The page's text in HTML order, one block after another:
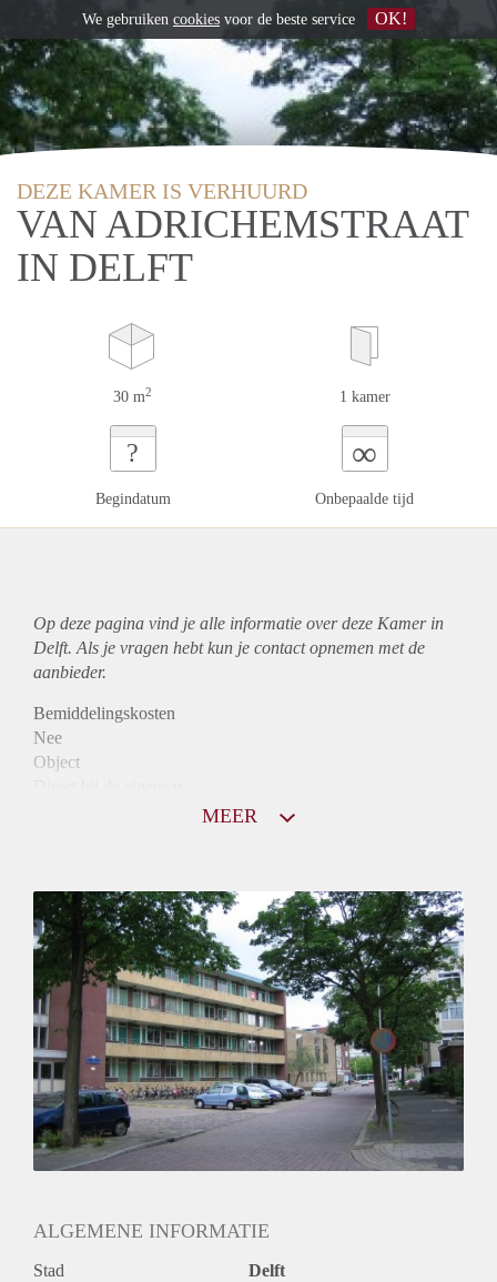
DEZE KAMER IS VERHUURD
VAN ADRICHEMSTRAAT
IN DELFT
30 m2 1 kamer
?
Begindatum
∞
Onbepaalde tijd
Op deze pagina vind je alle informatie over deze Kamer in
Delft. Als je vragen hebt kun je contact opnemen met de
aanbieder.
Bemiddelingskosten
Nee
Object
Huurtoeslag
Mogelijk
Inkomen eis
N.V.T.
Huurtermijn
Onbepaalde termijn
Oplevering
Kaal
MEER
ALGEMENE INFORMATIE
Stad Delft
We gebruiken cookies voor de beste service OK!